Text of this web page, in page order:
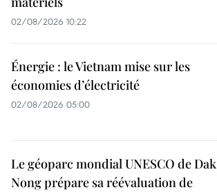
02/08/2026 10:22
Énergie : le Vietnam mise sur les
économies d’électricité
02/08/2026 05:00
Le géoparc mondial UNESCO de Dak
Nong prépare sa réévaluation de